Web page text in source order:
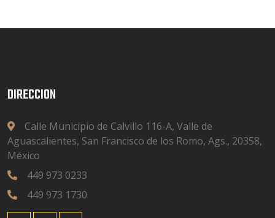
DIRECCION
Calle Municipio de Calvillo 116-A, Valle de
Aguascalientes, San Francisco de los Romo, Ags., 20358,
México
449 973 0233
449 973 1730